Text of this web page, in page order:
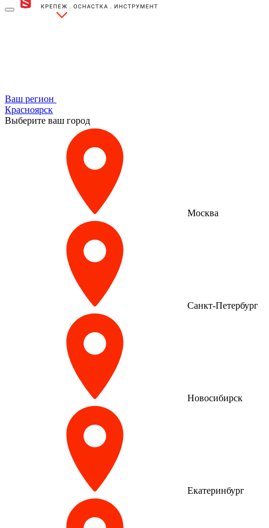
Ваш регион
Красноярск
Выберите ваш город
Москва
Санкт-Петербург
Новосибирск
Екатеринбург